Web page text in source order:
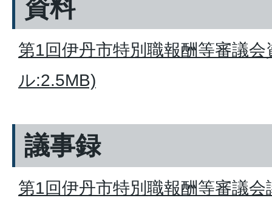
資料
第1回伊丹市特別職報酬等審議
ル:2.5MB)
議事録
第1回伊丹市特別職報酬等審議